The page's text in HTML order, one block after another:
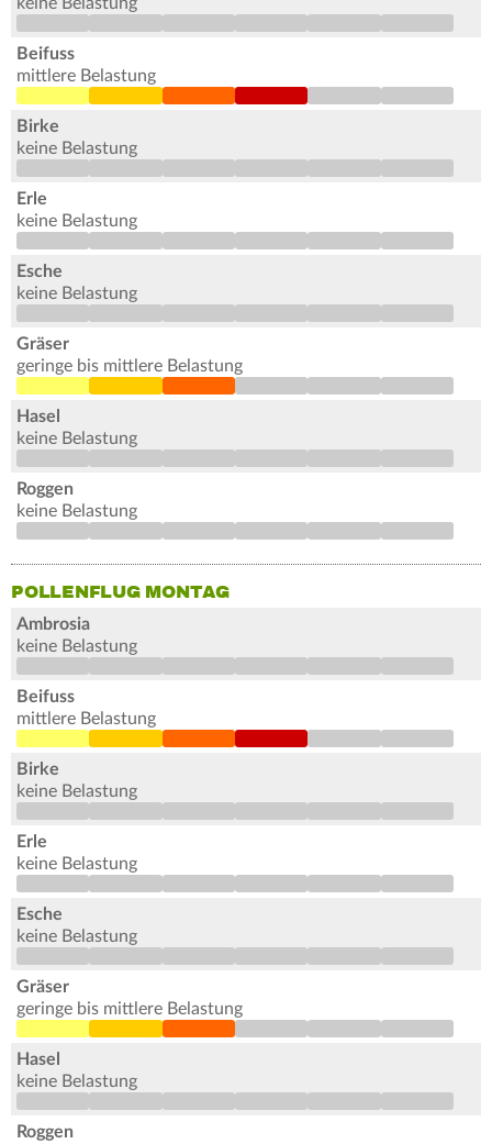
keine Belastung
Beifuss
mittlere Belastung
Birke
keine Belastung
Erle
keine Belastung
Esche
keine Belastung
Gräser
geringe bis mittlere Belastung
Hasel
keine Belastung
Roggen
keine Belastung
POLLENFLUG MONTAG
Ambrosia
keine Belastung
Beifuss
mittlere Belastung
Birke
keine Belastung
Erle
keine Belastung
Esche
keine Belastung
Gräser
geringe bis mittlere Belastung
Hasel
keine Belastung
Roggen